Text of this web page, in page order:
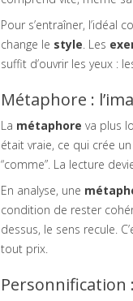
Pour s’entraîner, l’idéal
change le style . Les
suffit d’ouvrir les yeux :
Métaphore :
La métaphore va plus
était vraie, ce qui crée un
“comme”. La lecture
En analyse, une
condition de rester
dessus, le sens recule.
tout prix.
Personnification